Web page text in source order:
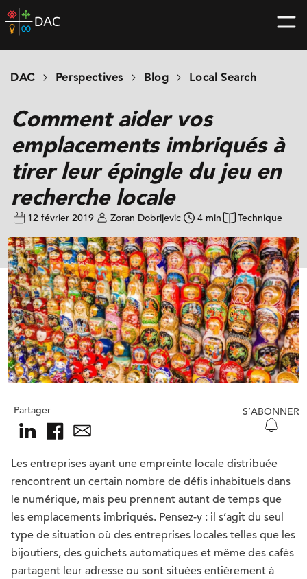
Skip
to
home
DAC Perspectives Blog Local Search
Comment aider vos
emplacements imbriqués à
tirer leur épingle du jeu en
recherche locale
12 février 2019 Zoran Dobrijevic 4 min Technique
Partager S’ABONNER
Les entreprises ayant une empreinte locale distribuée
rencontrent un certain nombre de défis inhabituels dans
le numérique, mais peu prennent autant de temps que
les emplacements imbriqués. Pensez-y : il s’agit du seul
type de situation où des entreprises locales telles que les
bijoutiers, des guichets automatiques et même des cafés
partagent leur adresse ou sont situées entièrement à